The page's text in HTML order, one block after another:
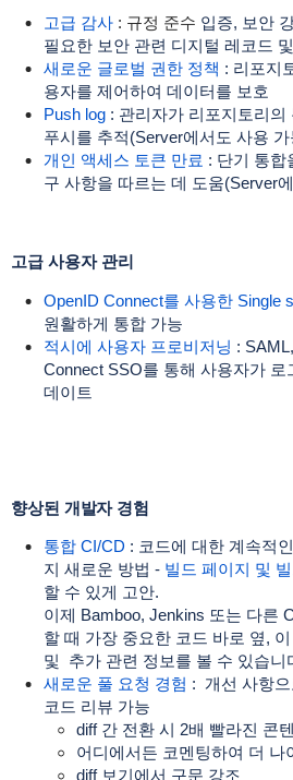
고급 감사: 규정 준수 입증, 보안
필요한 보안 관련 디지털 레코드
새로운 글로벌 권한 정책 : 리포지
용자를 제어하여 데이터를 보호
Push log: 관리자가 리포지토리의
푸시를 추적(Server에서도 사용
개인 액세스 토큰 만료 : 단기 통합
구 사항을 따르는 데 도움(Server
고급 사용자 관리
OpenID Connect를 사용한 Single
원활하게 통합 가능
적시에 사용자 프로비저닝 :
Connect SSO를 통해 사용자가 로
데이트
향상된 개발자 경험
통합 CI/CD : 코드에 대한 계속적
지 새로운 방법 - 빌드 페이지 및
할 수 있게 고안.
이제 Bamboo, Jenkins 또는 다른
할 때 가장 중요한 코드 바로 옆,
및 추가 관련 정보를 볼 수 있습니
새로운 풀 요청 경험 : 개선 사항
코드 리뷰 가능
diff 간 전환 시 2배 빨라진 콘
어디에서든 코멘팅하여 더 나
diff 보기에서 구문 강조